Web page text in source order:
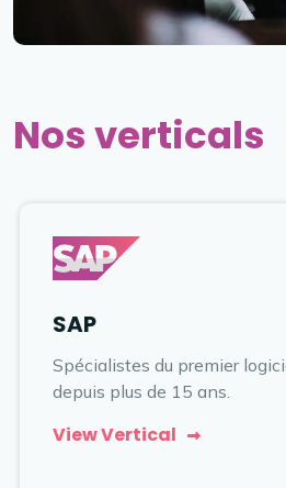
Nos verticals
SAP
Spécialistes du premier
depuis plus de 15 ans.
View Vertical